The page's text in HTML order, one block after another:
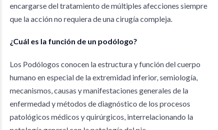
encargarse del tratamiento de múltiples afecciones siempre
que la acción no requiera de una cirugía compleja.
¿Cuál es la función de un podólogo?
Los Podólogos conocen la estructura y función del cuerpo
humano en especial de la extremidad inferior, semiología,
mecanismos, causas y manifestaciones generales de la
enfermedad y métodos de diagnóstico de los procesos
patológicos médicos y quirúrgicos, interrelacionando la